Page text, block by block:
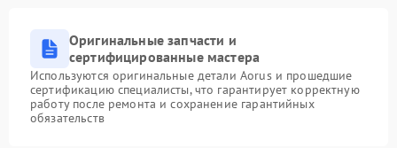
Оригинальные запчасти и
сертифицированные мастера
Используются оригинальные детали Aorus и прошедшие
сертификацию специалисты, что гарантирует корректную
работу после ремонта и сохранение гарантийных
обязательств